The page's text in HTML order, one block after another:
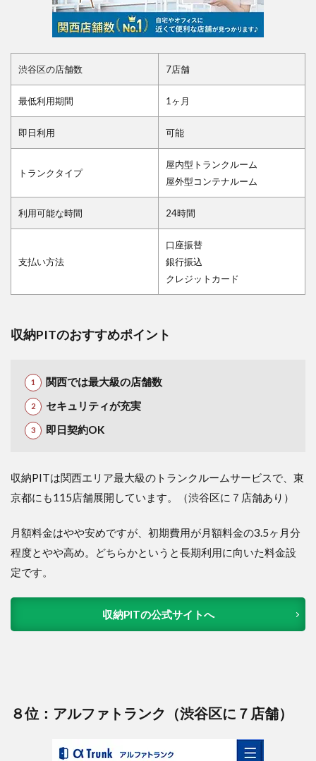
渋谷区の店舗数 7店舗
最低利用期間 1ヶ月
即日利用 可能
トランクタイプ
屋内型トランクルーム
屋外型コンテナルーム
利用可能な時間 24時間
支払い方法
口座振替
銀行振込
クレジットカード
収納PITのおすすめポイント
関西では最大級の店舗数
セキュリティが充実
即日契約OK
収納PITは関西エリア最大級のトランクルームサービスで、東
京都にも115店舗展開しています。（渋谷区に７店舗あり）
月額料金はやや安めですが、初期費用が月額料金の3.5ヶ月分
程度とやや高め。どちらかというと長期利用に向いた料金設
定です。
収納PITの公式サイトへ
８位：アルファトランク（渋谷区に７店舗）